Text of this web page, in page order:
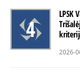
LPSK
2026-